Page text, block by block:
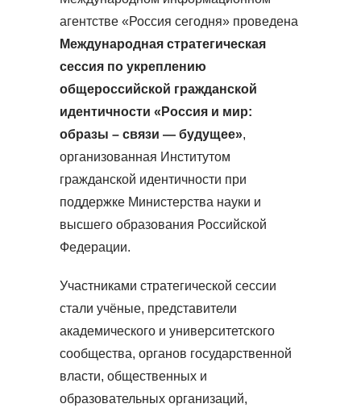
агентстве «Россия сегодня» проведена
Международная стратегическая
сессия по укреплению
общероссийской гражданской
идентичности «Россия и мир:
образы – связи — будущее»,
организованная Институтом
гражданской идентичности при
поддержке Министерства науки и
высшего образования Российской
Федерации.
Участниками стратегической сессии
стали учёные, представители
академического и университетского
сообщества, органов государственной
власти, общественных и
образовательных организаций,